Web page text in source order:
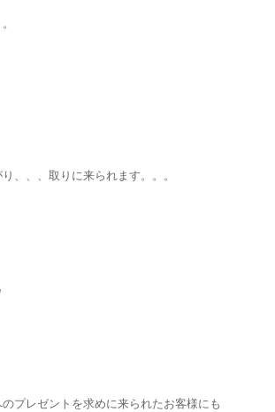
、、、取りに来られます。。。
プレゼントを求めに来られたお客様にも